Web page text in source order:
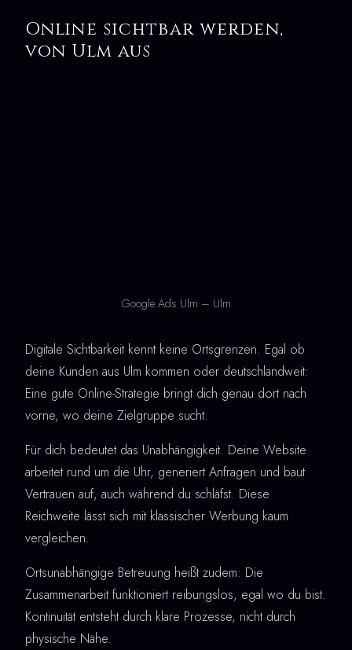
Online sichtbar werden,
von Ulm aus
Google Ads Ulm – Ulm
Digitale Sichtbarkeit kennt keine Ortsgrenzen. Egal ob
deine Kunden aus Ulm kommen oder deutschlandweit:
Eine gute Online-Strategie bringt dich genau dort nach
vorne, wo deine Zielgruppe sucht.
Für dich bedeutet das Unabhängigkeit. Deine Website
arbeitet rund um die Uhr, generiert Anfragen und baut
Vertrauen auf, auch während du schläfst. Diese
Reichweite lässt sich mit klassischer Werbung kaum
vergleichen.
Ortsunabhängige Betreuung heißt zudem: Die
Zusammenarbeit funktioniert reibungslos, egal wo du bist.
Kontinuität entsteht durch klare Prozesse, nicht durch
physische Nähe.